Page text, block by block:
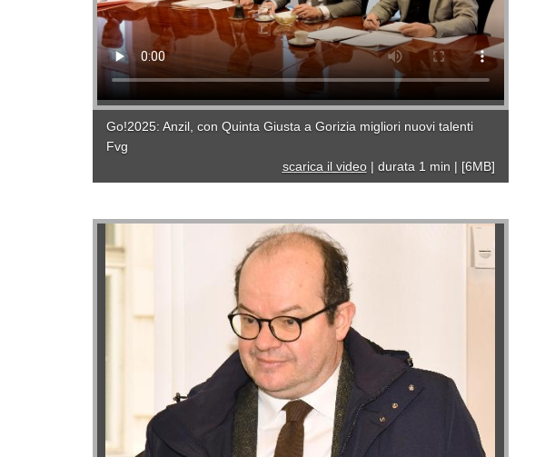
Go!2025: Anzil, con Quinta Giusta a Gorizia migliori nuovi talenti
Fvg
scarica il video| durata 1 min | [6MB]